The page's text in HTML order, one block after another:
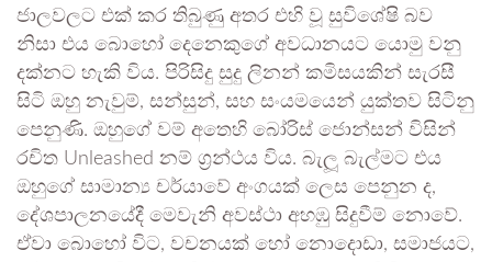
ජාලවලට එක් කර තිබුණු අතර එහි වූ සුවිශේෂි බව
නිසා එය බොහෝ දෙනෙකුගේ අවධානයට යොමු වනු
දක්නට හැකි විය. පිරිසිදු සුදු ලිනන් කමිසයකින් සැරසී
සිටි ඔහු නැවුම්, සන්සුන්, සහ සංයමයෙන් යුක්තව සිටිනු
පෙනුණි. ඔහුගේ වම් අතෙහි බෝරිස් ජොන්සන් විසින්
රචිත Unleashed නම් ග්‍රන්ථය විය. බැලූ බැල්මට එය
ඔහුගේ සාමාන්‍ය චර්යාවේ අංගයක් ලෙස පෙනුන ද,
දේශපාලනයේදී මෙවැනි අවස්ථා අහඹු සිදුවීම් නොවේ.
ඒවා බොහෝ විට, වචනයක් හෝ නොදොඩා, සමාජයට,